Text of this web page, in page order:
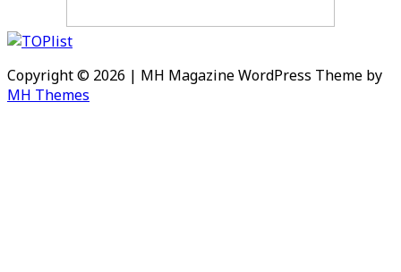
Copyright © 2026 | MH Magazine WordPress Theme by
MH Themes